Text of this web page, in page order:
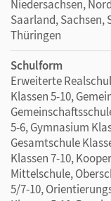
Bilder
Wo entsteht
Kurzsichtig –
Weißes Licht
Newtons
Die passenden
Experimenten
experimenta.de/
DasExperimentier-
Niedersachsen,
Saarland, Sachsen,
Thüringen
Schulform
Erweiterte
Klassen 5-10,
5-6, Gymnasium
Gesamtschule
Klassen 7-10,
Mittelschule,
5/7-10,